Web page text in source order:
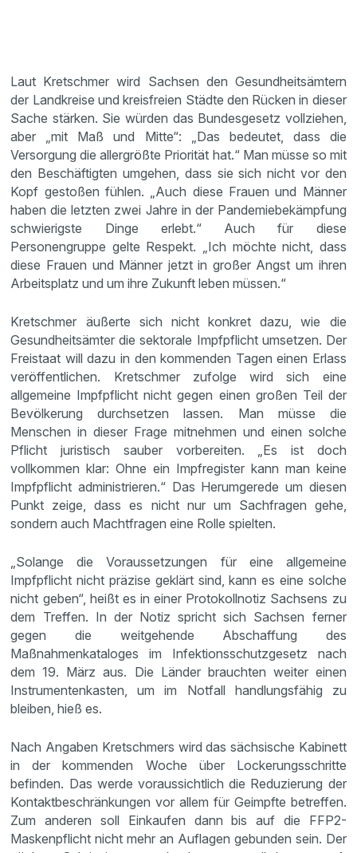
Laut Kretschmer wird Sachsen den Gesundheitsämtern
der Landkreise und kreisfreien Städte den Rücken in dieser
Sache stärken. Sie würden das Bundesgesetz vollziehen,
aber „mit Maß und Mitte“: „Das bedeutet, dass die
Versorgung die allergrößte Priorität hat.“ Man müsse so mit
den Beschäftigten umgehen, dass sie sich nicht vor den
Kopf gestoßen fühlen. „Auch diese Frauen und Männer
haben die letzten zwei Jahre in der Pandemiebekämpfung
schwierigste Dinge erlebt.“ Auch für diese
Personengruppe gelte Respekt. „Ich möchte nicht, dass
diese Frauen und Männer jetzt in großer Angst um ihren
Arbeitsplatz und um ihre Zukunft leben müssen.“
Kretschmer äußerte sich nicht konkret dazu, wie die
Gesundheitsämter die sektorale Impfpflicht umsetzen. Der
Freistaat will dazu in den kommenden Tagen einen Erlass
veröffentlichen. Kretschmer zufolge wird sich eine
allgemeine Impfpflicht nicht gegen einen großen Teil der
Bevölkerung durchsetzen lassen. Man müsse die
Menschen in dieser Frage mitnehmen und einen solche
Pflicht juristisch sauber vorbereiten. „Es ist doch
vollkommen klar: Ohne ein Impfregister kann man keine
Impfpflicht administrieren.“ Das Herumgerede um diesen
Punkt zeige, dass es nicht nur um Sachfragen gehe,
sondern auch Machtfragen eine Rolle spielten.
„Solange die Voraussetzungen für eine allgemeine
Impfpflicht nicht präzise geklärt sind, kann es eine solche
nicht geben“, heißt es in einer Protokollnotiz Sachsens zu
dem Treffen. In der Notiz spricht sich Sachsen ferner
gegen die weitgehende Abschaffung des
Maßnahmenkataloges im Infektionsschutzgesetz nach
dem 19. März aus. Die Länder brauchten weiter einen
Instrumentenkasten, um im Notfall handlungsfähig zu
bleiben, hieß es.
Nach Angaben Kretschmers wird das sächsische Kabinett
in der kommenden Woche über Lockerungsschritte
befinden. Das werde voraussichtlich die Reduzierung der
Kontaktbeschränkungen vor allem für Geimpfte betreffen.
Zum anderen soll Einkaufen dann bis auf die FFP2-
Maskenpflicht nicht mehr an Auflagen gebunden sein. Der